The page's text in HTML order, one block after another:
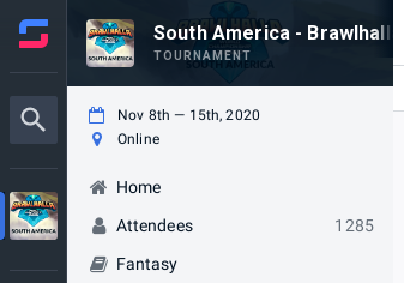
South America -
TOURNAMENT
Nov 8th — 15th, 2020
Online
Home
Attendees
1285
Fantasy